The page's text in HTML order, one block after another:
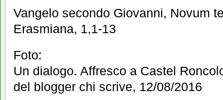
Vangelo secondo Giovanni, Novum
Erasmiana, 1,1-13
Foto:
Un dialogo. Affresco a Castel
del blogger chi scrive, 12/08/2016